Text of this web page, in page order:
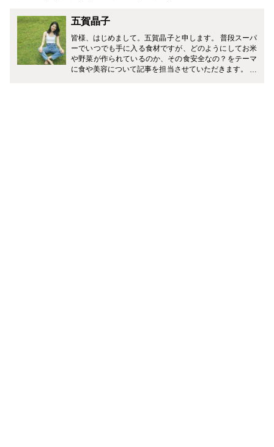
五賀晶子
皆様、はじめまして。五賀晶子と申します。 普段スーパ
ーでいつでも手に入る食材ですが、どのようにしてお米
や野菜が作られているのか、その食安全なの？をテーマ
に食や美容について記事を担当させていただきます。 現